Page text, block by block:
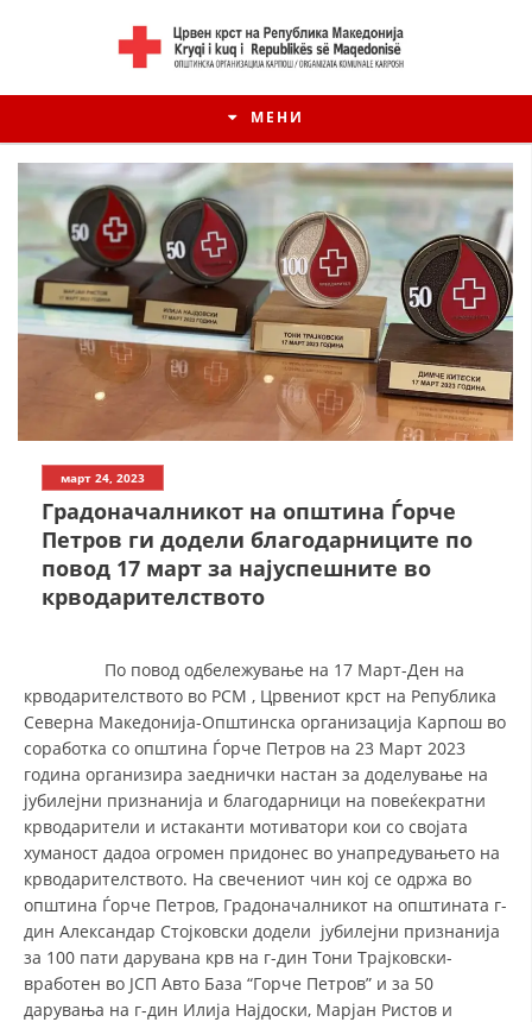
МЕНИ
ДЕЈСТВУВАЊЕ
ПРИРАЧНИЦИ
СТРАТЕГИИ
ЕДУКАТИВНО ИНФОРМАТИВНИ МАТЕРИЈАЛИ
БРОШУРИ
ПОСТЕРИ
ПРЕЗЕНТАЦИИ
март 24, 2023
Градоначалникот на општина Ѓорче
Петров ги додели благодарниците по
повод 17 март за најуспешните во
крводарителството
По повод одбележување на 17 Март-Ден на
крводарителството во РСМ , Црвениот крст на Република
Северна Македонија-Општинска организација Карпош во
соработка со општина Ѓорче Петров на 23 Март 2023
година организира заеднички настан за доделување на
јубилејни признанија и благодарници на повеќекратни
крводарители и истаканти мотиватори кои со својата
хуманост дадоа огромен придонес во унапредувањето на
крводарителството. На свечениот чин кој се одржа во
општина Ѓорче Петров, Градоначалникот на општината г-
дин Александар Стојковски додели јубилејни признанија
за 100 пати дарувана крв на г-дин Тони Трајковски-
вработен во ЈСП Авто База “Горче Петров” и за 50
дарувања на г-дин Илија Најдоски, Марјан Ристов и